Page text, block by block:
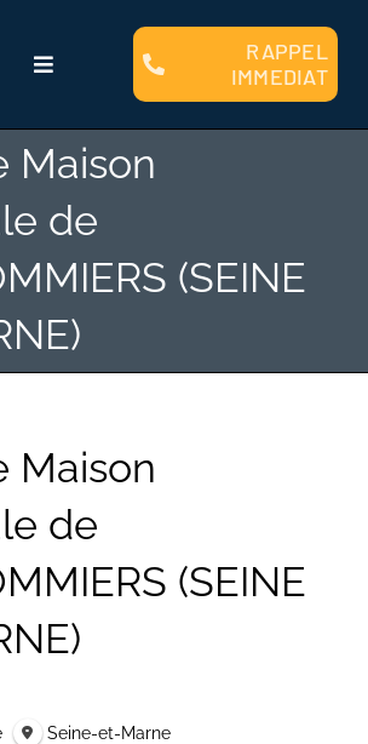
Toggle
Navigation
RAPPEL
IMMEDIAT
Maison
de
(SEINE
Maison
de
(SEINE
Seine-et-Marne